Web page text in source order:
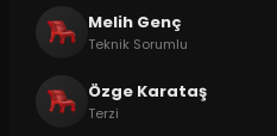
Melih Genç
Teknik Sorumlu
Özge Karataş
Terzi